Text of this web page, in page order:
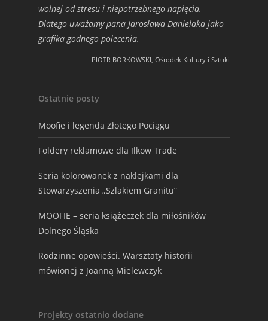
wolnej od stresu i niepotrzebnego napięcia.
Dlatego uważamy pana Jarosława Danielaka jako
grafika godnego polecenia.
PIOTR BORKOWSKI, Ośrodek Kultury i Sztuki
Ostatnie posty
Moofie i legenda Złotego Pociągu
Foldery reklamowe dla Ilkow Trade
Seria kolorowanek z naklejkami dla
Stowarzyszenia „Szlakiem Granitu”
MOOFIE – seria książeczek dla miłośników
Dolnego Śląska
Rodzinne opowieści. Warsztaty historii
mówionej z Joanną Mielewczyk
Projekty ostatnio dodane